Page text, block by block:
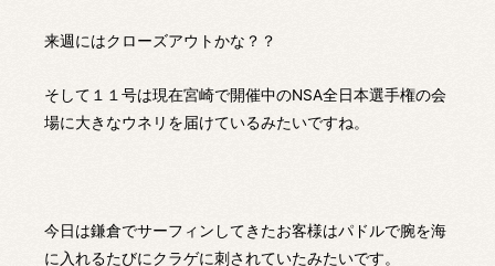
来週にはクローズアウトかな？？
そして１１号は現在宮崎で開催中のNSA全日本選手権の会
場に大きなウネリを届けているみたいですね。
今日は鎌倉でサーフィンしてきたお客様はパドルで腕を海
に入れるたびにクラゲに刺されていたみたいです。